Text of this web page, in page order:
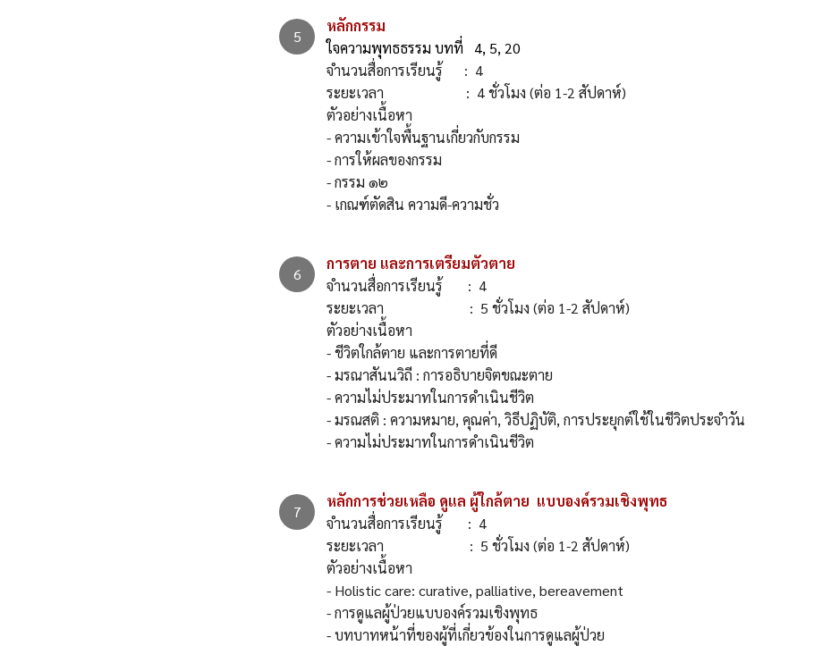
หลักกรรม
ใจความพุทธธรรม บทที่ 4, 5, 20
จำนวนสื่อการเรียนรู้ : 4
ระยะเวลา : 4 ชั่วโมง (ต่อ 1-2 สัปดาห์)
ตัวอย่างเนื้อหา
- ความเข้าใจพื้นฐานเกี่ยวกับกรรม
- การให้ผลของกรรม
- กรรม ๑๒
- เกณฑ์ตัดสิน ความดี-ความชั่ว
การตาย และการเตรียมตัวตาย
จำนวนสื่อการเรียนรู้ : 4
ระยะเวลา : 5 ชั่วโมง (ต่อ 1-2 สัปดาห์)
ตัวอย่างเนื้อหา
- ชีวิตใกล้ตาย และการตายที่ดี
- มรณาสันนวิถี : การอธิบายจิตขณะตาย
- ความไม่ประมาทในการดำเนินชีวิต
- มรณสติ : ความหมาย, คุณค่า, วิธีปฏิบัติ, การประยุกต์ใช้ในชีวิตประจำวัน
- ความไม่ประมาทในการดำเนินชีวิต
หลักการช่วยเหลือ ดูแล ผู้ใกล้ตาย แบบองค์รวมเชิงพุทธ
จำนวนสื่อการเรียนรู้ : 4
ระยะเวลา : 5 ชั่วโมง (ต่อ 1-2 สัปดาห์)
ตัวอย่างเนื้อหา
- Holistic care: curative, palliative, bereavement
- การดูแลผู้ป่วยแบบองค์รวมเชิงพุทธ
- บทบาทหน้าที่ของผู้ที่เกี่ยวข้องในการดูแลผู้ป่วย